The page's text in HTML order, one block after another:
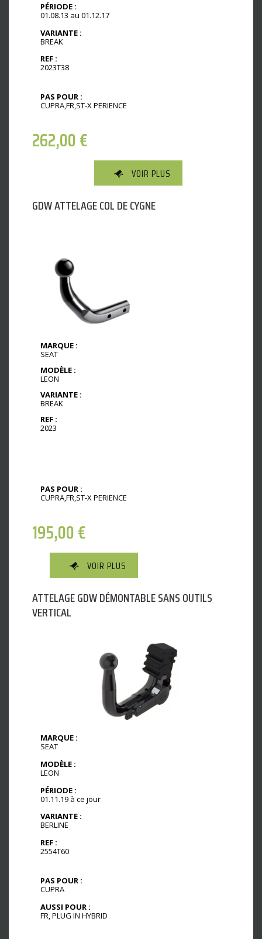
PÉRIODE :
01.08.13 au 01.12.17
VARIANTE :
BREAK
REF :
2023T38
PAS POUR :
CUPRA,FR,ST-X PERIENCE
262,00€
VOIR PLUS
GDW ATTELAGE COL DE CYGNE
MARQUE :
SEAT
MODÈLE :
LEON
VARIANTE :
BREAK
REF :
2023
PAS POUR :
CUPRA,FR,ST-X PERIENCE
195,00€
VOIR PLUS
ATTELAGE GDW DÉMONTABLE SANS OUTILS
VERTICAL
MARQUE :
SEAT
MODÈLE :
LEON
PÉRIODE :
01.11.19 à ce jour
VARIANTE :
BERLINE
REF :
2554T60
PAS POUR :
CUPRA
AUSSI POUR :
FR, PLUG IN HYBRID